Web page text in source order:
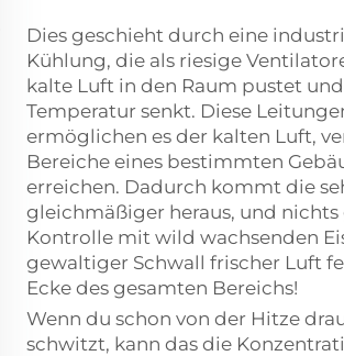
Dies geschieht durch eine
Kühlung, die als riesige
kalte Luft in den Raum pustet
Temperatur senkt. Diese
ermöglichen es der kalten Luft,
Bereiche eines bestimmten
erreichen. Dadurch kommt die
gleichmäßiger heraus, und nichts
Kontrolle mit wild wachsenden
gewaltiger Schwall frischer Luft
Ecke des gesamten Bereichs!
Wenn du schon von der Hitze
schwitzt, kann das die